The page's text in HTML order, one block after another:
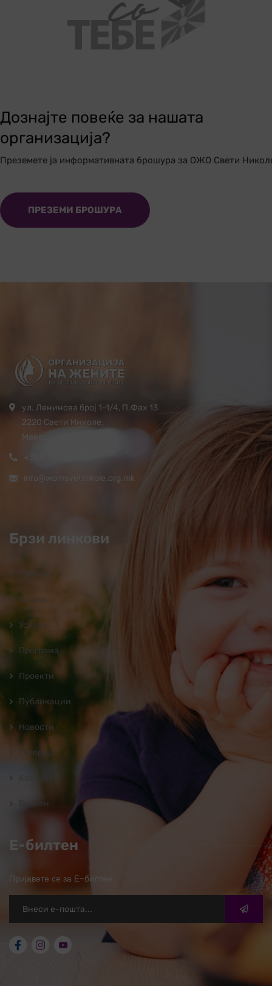
Дознајте повеќе за нашата
организација?
Преземете ја информативната брошура за ОЖО Свети
ПРЕЗЕМИ БРОШУРА
ул. Ленинова број 1-1/4, П.Фах 13
2220 Свети Николе,
Македонија
+389 32 444 620
info@womsvetinikole.org.mk
Брзи линкови
Почетна
За нас
Услуги
Програмa
Проекти
Публикации
Новости
Галерија
Билтен
Е-билтен
Пријавете се за Е-билтен